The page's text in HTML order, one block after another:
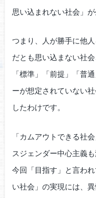
思い込まれない社会」が
つまり、人が勝手に他
だとも思い込まない社
「標準」「前提」「普
ーが想定されていない
したわけです。
「カムアウトできる社
スジェンダー中心主義
今回「目指す」と言わ
い社会」の実現には、